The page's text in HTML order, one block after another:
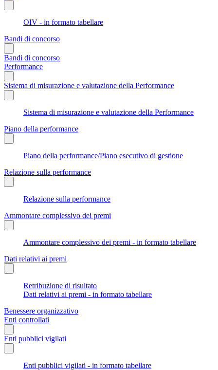
OIV - in formato tabellare
Bandi di concorso
Bandi di concorso
Performance
Sistema di misurazione e valutazione della Performance
Sistema di misurazione e valutazione della Performance
Piano della performance
Piano della performance/Piano esecutivo di gestione
Relazione sulla performance
Relazione sulla performance
Ammontare complessivo dei premi
Ammontare complessivo dei premi - in formato tabellare
Dati relativi ai premi
Retribuzione di risultato
Dati relativi ai premi - in formato tabellare
Benessere organizzativo
Enti controllati
Enti pubblici vigilati
Enti pubblici vigilati - in formato tabellare